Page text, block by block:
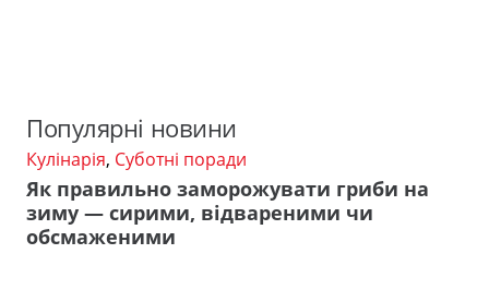
Популярні новини
Кулінарія, Суботні поради
Як правильно заморожувати гриби на
зиму — сирими, відвареними чи
обсмаженими